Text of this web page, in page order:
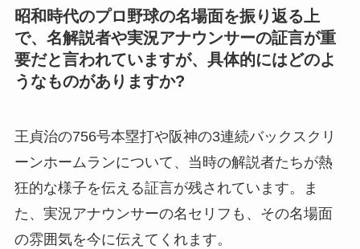
昭和時代のプロ野球の名場面を振り返る上
で、名解説者や実況アナウンサーの証言が重
要だと言われていますが、具体的にはどのよ
うなものがありますか?
王貞治の756号本塁打や阪神の3連続バックスクリ
ーンホームランについて、当時の解説者たちが熱
狂的な様子を伝える証言が残されています。ま
た、実況アナウンサーの名セリフも、その名場面
の雰囲気を今に伝えてくれます。